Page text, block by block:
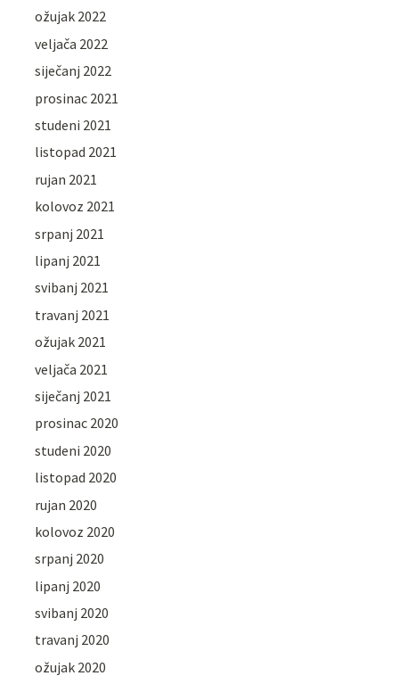
ožujak 2022
veljača 2022
siječanj 2022
prosinac 2021
studeni 2021
listopad 2021
rujan 2021
kolovoz 2021
srpanj 2021
lipanj 2021
svibanj 2021
travanj 2021
ožujak 2021
veljača 2021
siječanj 2021
prosinac 2020
studeni 2020
listopad 2020
rujan 2020
kolovoz 2020
srpanj 2020
lipanj 2020
svibanj 2020
travanj 2020
ožujak 2020